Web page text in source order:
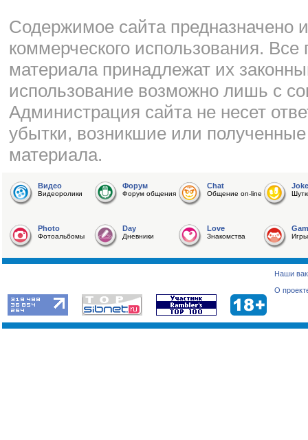
Cодержимое сайта предназначено
коммерческого использования.
материала принадлежат их
использование возможно лишь с
Администрация сайта не несет
убытки, возникшие или
материала.
Видео
Видеоролики
Форум
Форум общения
Chat
Общение on-line
Joke
Photo
Фотоальбомы
Day
Дневники
Love
Знакомства Игры
Наши
О